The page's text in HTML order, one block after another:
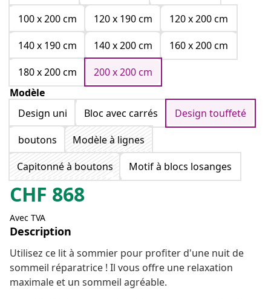
100 x 200 cm
120 x 190 cm
120 x 200 cm
140 x 190 cm
140 x 200 cm
160 x 200 cm
180 x 200 cm
200 x 200 cm
Modèle
Design uni
Bloc avec carrés
Design touffeté
boutons
Modèle à lignes
Capitonné à boutons
Motif à blocs losanges
CHF 868
Avec TVA
Description
Utilisez ce lit à sommier pour profiter d'une nuit de
sommeil réparatrice ! Il vous offre une relaxation
maximale et un sommeil agréable.